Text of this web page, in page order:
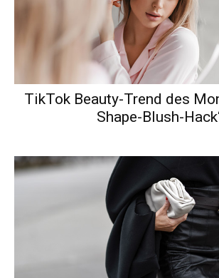
TikTok Beauty-Trend des
Shape-Blush-